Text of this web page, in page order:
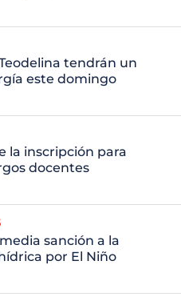
tendrán un
este domingo
la inscripción para
docentes
sanción a la
por El Niño